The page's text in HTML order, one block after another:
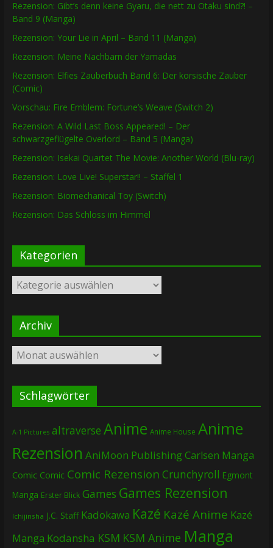
Rezension: Gibt’s denn keine Gyaru, die nett zu Otaku sind?! –
Band 9 (Manga)
Rezension: Your Lie in April – Band 11 (Manga)
Rezension: Meine Nachbarn der Yamadas
Rezension: Elfies Zauberbuch Band 6: Der korsische Zauber
(Comic)
Vorschau: Fire Emblem: Fortune’s Weave (Switch 2)
Rezension: A Wild Last Boss Appeared! – Der
schwarzgeflügelte Overlord – Band 5 (Manga)
Rezension: Isekai Quartet The Movie: Another World (Blu-ray)
Rezension: Love Live! Superstar!! – Staffel 1
Rezension: Biomechanical Toy (Switch)
Rezension: Das Schloss im Himmel
Kategorien
Kategorien
Archiv
Archiv
Schlagwörter
A-1 Pictures altraverse Anime Anime House Anime
Rezension AniMoon PublishingCarlsen Manga
Comic Comic Comic Rezension Crunchyroll Egmont
Manga Erster Blick Games Games Rezension
Ichijinsha J.C. Staff Kadokawa Kazé Kazé Anime Kazé
Manga Kodansha KSM KSM Anime Manga